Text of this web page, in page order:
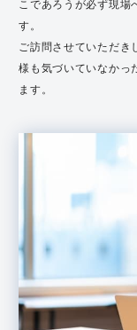
こであろうが必ず現場
す。
ご訪問させていただき
様も気づいていなかっ
ます。